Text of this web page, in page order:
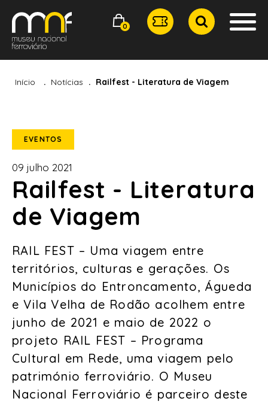
0
Início Notícias Railfest - Literatura de Viagem
EVENTOS
09 julho 2021
Railfest - Literatura
de Viagem
RAIL FEST – Uma viagem entre
territórios, culturas e gerações. Os
Municípios do Entroncamento, Águeda
e Vila Velha de Rodão acolhem entre
junho de 2021 e maio de 2022 o
projeto RAIL FEST – Programa
Cultural em Rede, uma viagem pelo
património ferroviário. O Museu
Nacional Ferroviário é parceiro deste